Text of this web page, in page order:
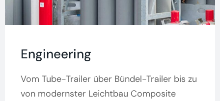
Engineering
Vom Tube-Trailer über Bündel-Trailer bis zu
von modernster Leichtbau Composite